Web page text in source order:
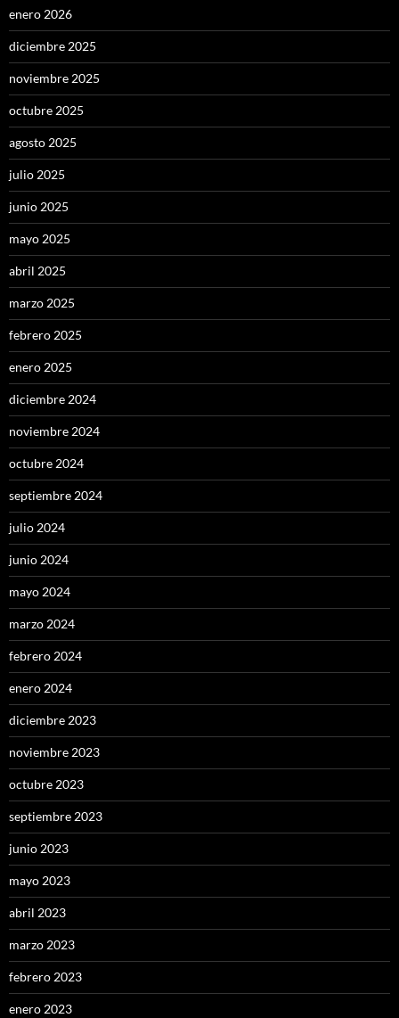
enero 2026
diciembre 2025
noviembre 2025
octubre 2025
agosto 2025
julio 2025
junio 2025
mayo 2025
abril 2025
marzo 2025
febrero 2025
enero 2025
diciembre 2024
noviembre 2024
octubre 2024
septiembre 2024
julio 2024
junio 2024
mayo 2024
marzo 2024
febrero 2024
enero 2024
diciembre 2023
noviembre 2023
octubre 2023
septiembre 2023
junio 2023
mayo 2023
abril 2023
marzo 2023
febrero 2023
enero 2023